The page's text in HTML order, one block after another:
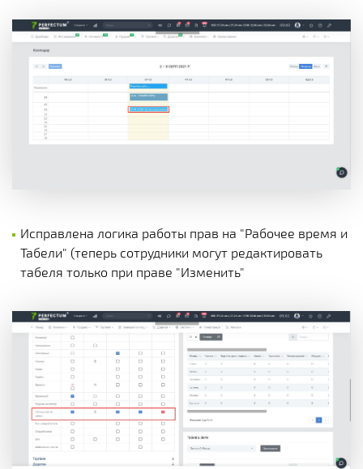
Исправлена логика работы прав на "Рабочее время и
Табели" (теперь сотрудники могут редактировать
табеля только при праве "Изменить"